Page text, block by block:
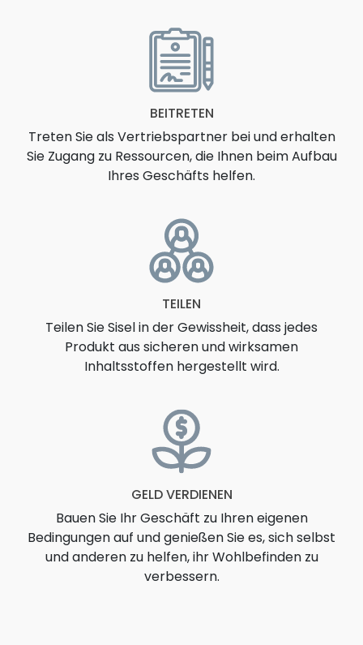
BEITRETEN
Treten Sie als Vertriebspartner bei und erhalten
Sie Zugang zu Ressourcen, die Ihnen beim Aufbau
Ihres Geschäfts helfen.
TEILEN
Teilen Sie Sisel in der Gewissheit, dass jedes
Produkt aus sicheren und wirksamen
Inhaltsstoffen hergestellt wird.
GELD VERDIENEN
Bauen Sie Ihr Geschäft zu Ihren eigenen
Bedingungen auf und genießen Sie es, sich selbst
und anderen zu helfen, ihr Wohlbefinden zu
verbessern.